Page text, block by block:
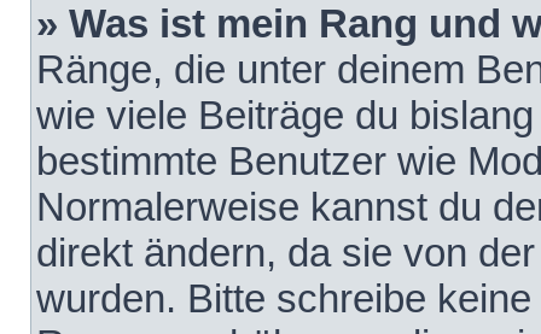
» Was ist mein Rang und
Ränge, die unter deinem
wie viele Beiträge du
bestimmte Benutzer wie
Normalerweise kannst du
direkt ändern, da sie von
wurden. Bitte schreibe